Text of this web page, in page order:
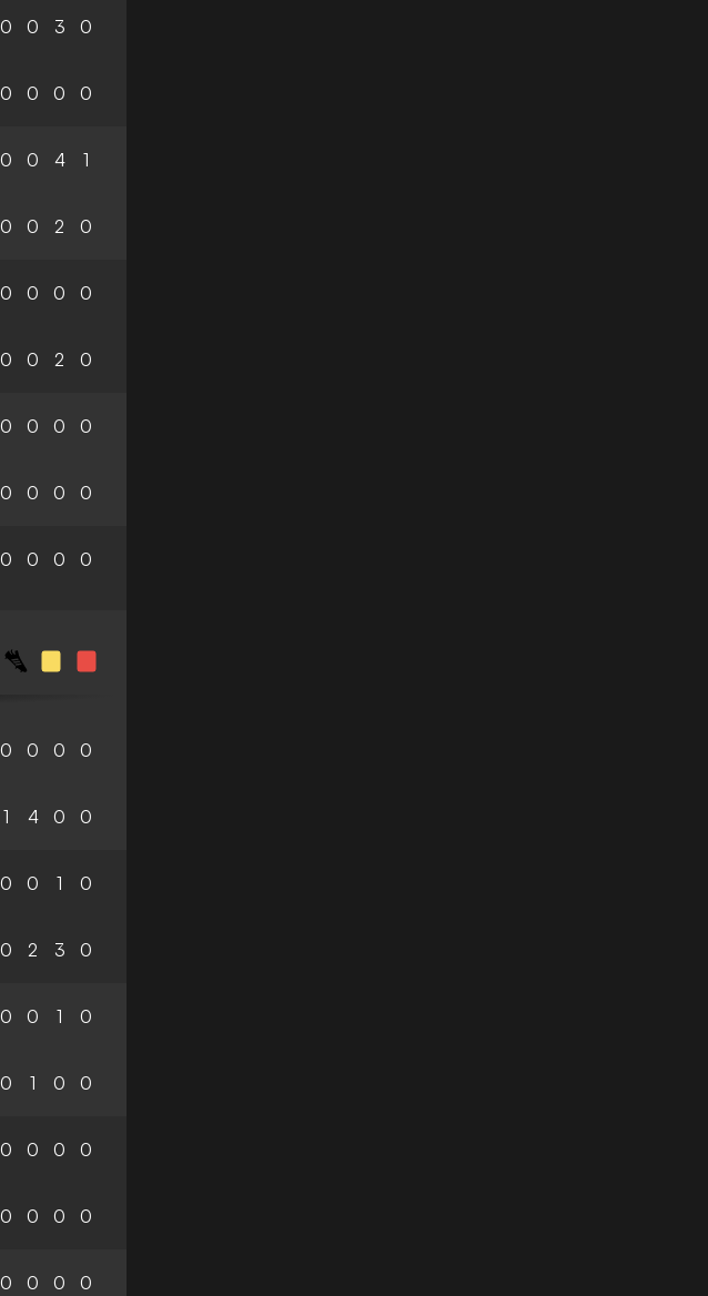
0 0 3 0
0 0 0 0
0 0 4 1
0 0 2 0
0 0 0 0
0 0 2 0
0 0 0 0
0 0 0 0
0 0 0 0
0 0 0 0
1 4 0 0
0 0 1 0
0 2 3 0
0 0 1 0
0 1 0 0
0 0 0 0
0 0 0 0
0 0 0 0